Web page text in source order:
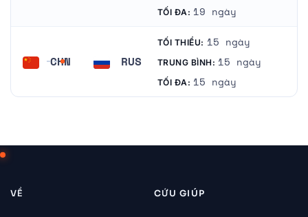
TỐI ĐA: 19 ngày
CHN RUS
TỐI THIỂU: 15 ngày
TRUNG BÌNH: 15 ngày
TỐI ĐA: 15 ngày
VỀ CỨU GIÚP